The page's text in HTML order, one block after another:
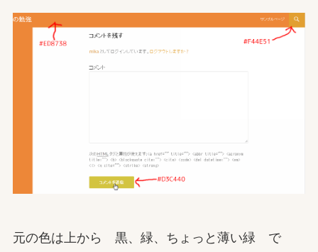
元の色は上から 黒、緑、ちょっと薄い緑 で